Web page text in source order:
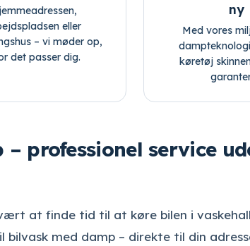
eller
– vi møder op,
det passer dig.
ny
Med vores
køretøj
professionel service
at finde tid til at køre bilen i
bilvask med damp – direkte til din